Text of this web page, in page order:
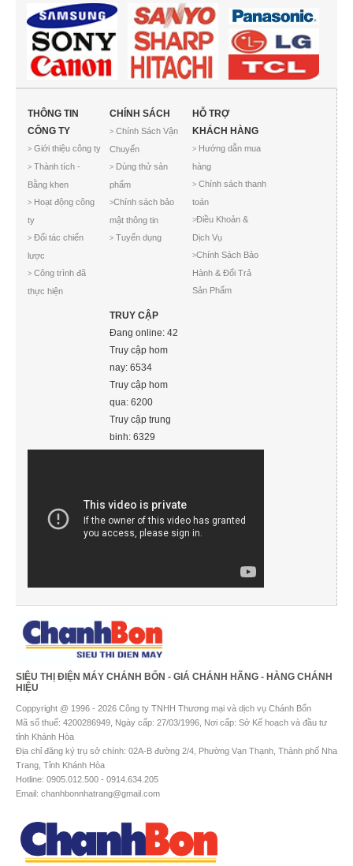
THÔNG TIN
CÔNG TY
> Giới thiệu công ty
> Thành tích -
Bằng khen
> Hoạt động công
ty
> Đối tác chiến
lược
> Công trình đã
thực hiện
CHÍNH SÁCH
> Chính Sách Vận
Chuyển
> Dùng thử sản
phẩm
>Chính sách bảo
mật thông tin
> Tuyển dụng
HỖ TRỢ
KHÁCH HÀNG
>Hướng dẫn mua
hàng
>Chính sách thanh
toán
>Điều Khoản &
Dịch Vụ
>Chính Sách Bảo
Hành & Đổi Trả
Sản Phẩm
TRUY CẬP
Đang online: 42
Truy cập hom
nay: 6534
Truy cập hom
qua: 6200
Truy cập trung
binh: 6329
SIÊU THỊ ĐIỆN MÁY CHÁNH BỔN - GIÁ CHÁNH HÃNG - HÀNG CHÁNH
HIỆU
Coppyright @ 1996 - 2026 Công ty TNHH Thương mại và dịch vụ Chánh Bổn
Mã số thuế: 4200286949, Ngày cấp: 27/03/1996, Nơi cấp: Sở Kế hoạch và đầu tư
tỉnh Khánh Hòa
Địa chỉ đăng ký trụ sở chính: 02A-B đường 2/4, Phường Vạn Thạnh, Thành phố Nha
Trang, Tỉnh Khánh Hòa
Hotline: 0905.012.500 - 0914.634.205
Email: chanhbonnhatrang@gmail.com